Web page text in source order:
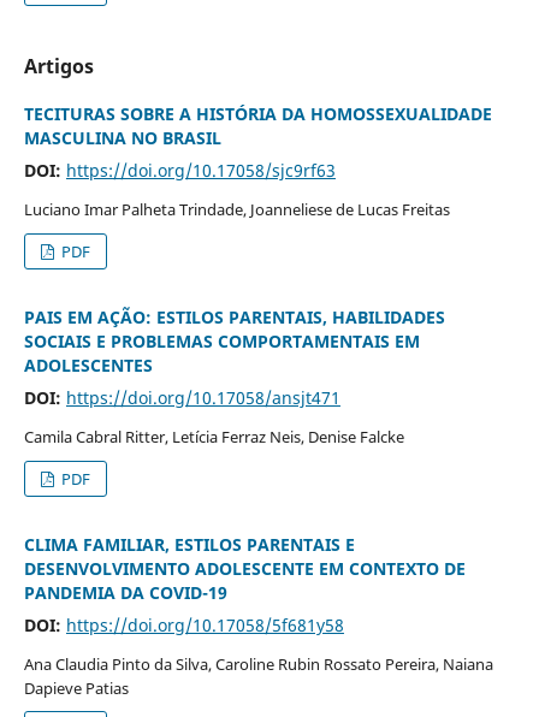
Artigos
TECITURAS SOBRE A HISTÓRIA DA HOMOSSEXUALIDADE
MASCULINA NO BRASIL
DOI: https://doi.org/10.17058/sjc9rf63
Luciano Imar Palheta Trindade, Joanneliese de Lucas Freitas
PDF
PAIS EM AÇÃO: ESTILOS PARENTAIS, HABILIDADES
SOCIAIS E PROBLEMAS COMPORTAMENTAIS EM
ADOLESCENTES
DOI: https://doi.org/10.17058/ansjt471
Camila Cabral Ritter, Letícia Ferraz Neis, Denise Falcke
PDF
CLIMA FAMILIAR, ESTILOS PARENTAIS E
DESENVOLVIMENTO ADOLESCENTE EM CONTEXTO DE
PANDEMIA DA COVID-19
DOI: https://doi.org/10.17058/5f681y58
Ana Claudia Pinto da Silva, Caroline Rubin Rossato Pereira, Naiana
Dapieve Patias